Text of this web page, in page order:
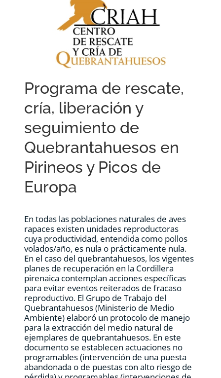
CARRITO
Programa de rescate,
cría, liberación y
seguimiento de
Quebrantahuesos en
Pirineos y Picos de
Europa
En todas las poblaciones naturales de aves
rapaces existen unidades reproductoras
cuya productividad, entendida como pollos
volados/año, es nula o prácticamente nula.
En el caso del quebrantahuesos, los vigentes
planes de recuperación en la Cordillera
pirenaica contemplan acciones específicas
para evitar eventos reiterados de fracaso
reproductivo. El Grupo de Trabajo del
Quebrantahuesos (Ministerio de Medio
Ambiente) elaboró un protocolo de manejo
para la extracción del medio natural de
ejemplares de quebrantahuesos. En este
documento se establecen actuaciones no
programables (intervención de una puesta
abandonada o de puestas con alto riesgo de